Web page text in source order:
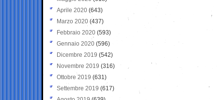
Aprile 2020 (643)
Marzo 2020 (437)
Febbraio 2020 (593)
Gennaio 2020 (596)
Dicembre 2019 (542)
Novembre 2019 (316)
Ottobre 2019 (631)
Settembre 2019 (617)